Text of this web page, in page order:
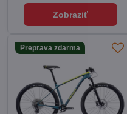
Zobraziť
Preprava zdarma